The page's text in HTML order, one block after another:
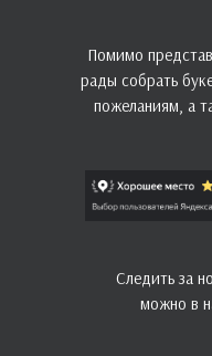
Помимо
рады собрать
пожеланиям, а
Следить за
можно в